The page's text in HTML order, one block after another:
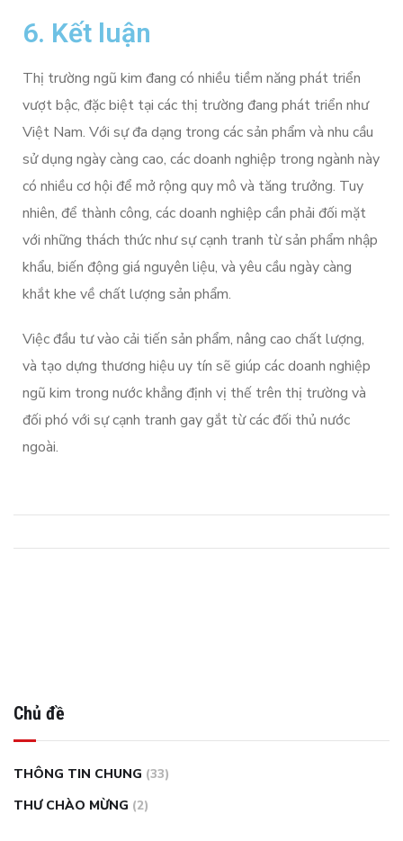
6. Kết luận
Thị trường ngũ kim đang có nhiều tiềm năng phát triển
vượt bậc, đặc biệt tại các thị trường đang phát triển như
Việt Nam. Với sự đa dạng trong các sản phẩm và nhu cầu
sử dụng ngày càng cao, các doanh nghiệp trong ngành này
có nhiều cơ hội để mở rộng quy mô và tăng trưởng. Tuy
nhiên, để thành công, các doanh nghiệp cần phải đối mặt
với những thách thức như sự cạnh tranh từ sản phẩm nhập
khẩu, biến động giá nguyên liệu, và yêu cầu ngày càng
khắt khe về chất lượng sản phẩm.
Việc đầu tư vào cải tiến sản phẩm, nâng cao chất lượng,
và tạo dựng thương hiệu uy tín sẽ giúp các doanh nghiệp
ngũ kim trong nước khẳng định vị thế trên thị trường và
đối phó với sự cạnh tranh gay gắt từ các đối thủ nước
ngoài.
Chủ đề
THÔNG TIN CHUNG (33)
THƯ CHÀO MỪNG (2)